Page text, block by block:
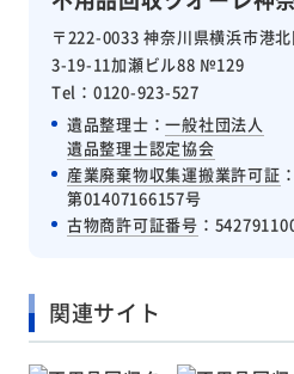
〒222-0033 神奈川県横浜市港
3-19-11加瀬ビル88 №129
Tel：0120-923-527
遺品整理士：一般社団法人
遺品整理士認定協会
産業廃棄物収集運搬業許可証 ：
第01407166157号
古物商許可証番号 ：
関連サイト